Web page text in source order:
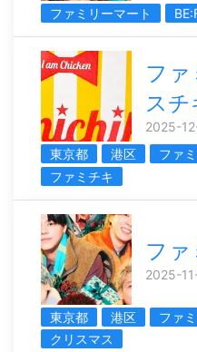
ファミリーマート
ファ
スチ
2025-
東京都
港区 ファ
ファミチキ
ファ
2025-
東京都 港区 ファ
クリスマス